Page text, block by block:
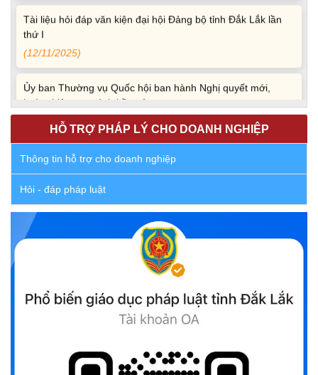
Tài liệu hỏi đáp văn kiện đại hội Đảng bộ tỉnh Đắk Lắk lần
thứ I
Ủy ban Thường vụ Quốc hội ban hành Nghị quyết mới,
hoàn thiện quy trình bầu cử
(30/10/2025)
hợp phổ biến, giáo dục pháp luật tỉnh Đắk Lắk
Đắk Lắk triển khai Cuộc vận động “Toàn dân rèn luyện
thân thể theo gương Bác Hồ vĩ đại” giai đoạn 2026-2030
ủng hộ đồng bào khắc phục thiệt hại do bão số 10 gây ra
UBND TỈNH ĐẮK LẮK KHUYẾN CÁO NGƯỜI DÂN TĂNG
CƯỜNG PHÒNG, CHỐNG BỆNH TẢ
HỖ TRỢ PHÁP LÝ CHO DOANH NGHIỆP
Thông tin hỗ trợ cho doanh nghiệp
Hỏi - đáp pháp luật